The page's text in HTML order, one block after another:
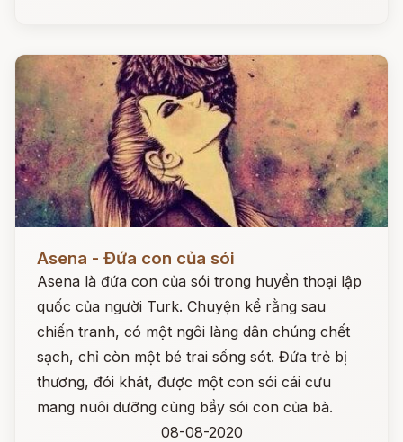
Asena - Đứa con của sói
Asena là đứa con của sói trong huyền thoại lập
quốc của người Turk. Chuyện kể rằng sau
chiến tranh, có một ngôi làng dân chúng chết
sạch, chỉ còn một bé trai sống sót. Đứa trẻ bị
thương, đói khát, được một con sói cái cưu
mang nuôi dưỡng cùng bầy sói con của bà.
08-08-2020